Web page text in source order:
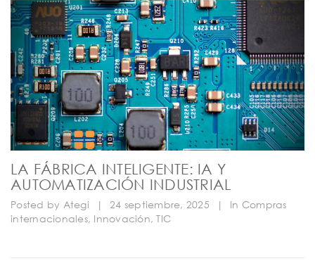
LA FÁBRICA INTELIGENTE: IA Y
AUTOMATIZACIÓN INDUSTRIAL
Posted by Ategi | 24 septiembre, 2025 | In Compras
internacionales, Innovación,TIC